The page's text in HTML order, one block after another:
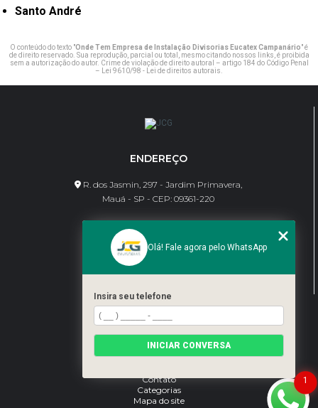
Santo André
O conteúdo do texto "Onde Tem Empresa de Instalação Divisorias Eucatex Campanário" é
de direito reservado. Sua reprodução, parcial ou total, mesmo citando nossos links, é proibida
sem a autorização do autor. Crime de violação de direito autoral – artigo 184 do Código Penal
–
Lei 9610/98 - Lei de direitos autorais
ENDEREÇO
R. dos Jasmin, 297 - Jardim Primavera,
Mauá - SP - CEP: 09361-220
CONTATO
(11) 95462-8630
bene@jcgdivisorias.com
Home
Sobre Nós
Serviços
Contato
Categorias
Mapa do site
1
Olá! Fale agora pelo WhatsApp
Insira seu telefone
INICIAR CONVERSA